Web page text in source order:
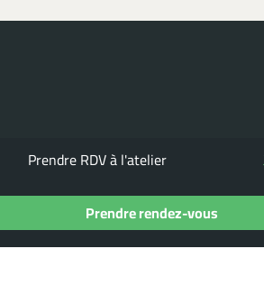
Prendre RDV à l'atelier
Prendre rendez-vous
MANQUER,ABONNEZ-
NOTRE NEWSLETTER